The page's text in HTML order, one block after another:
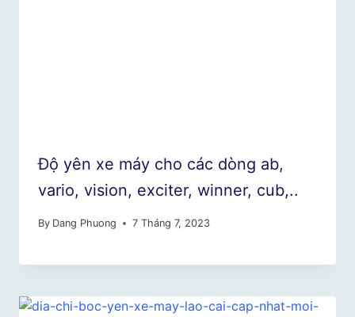
Độ yên xe máy cho các dòng ab,
vario, vision, exciter, winner, cub,..
By Dang Phuong 7 Tháng 7, 2023